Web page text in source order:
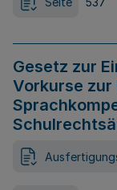
Gesetz zur
Vorkurse zur